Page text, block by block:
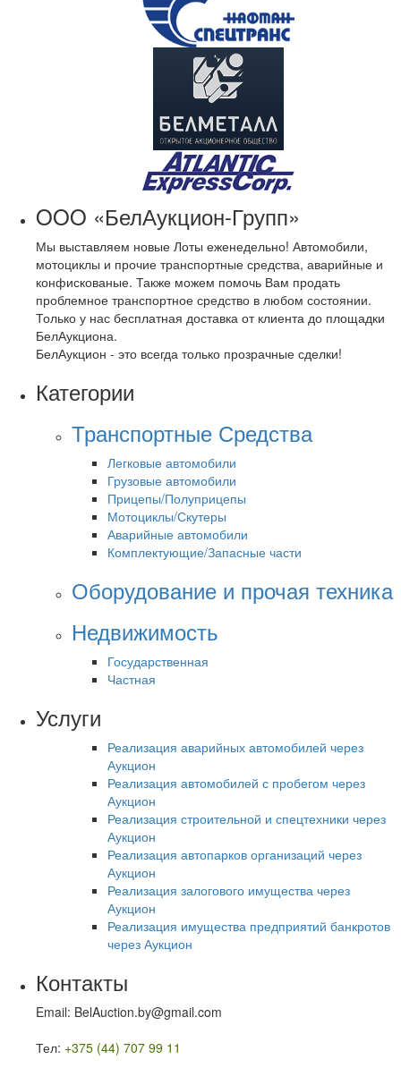
OOO «БелАукцион-Групп»
Мы выставляем новые Лоты еженедельно! Автомобили,
мотоциклы и прочие транспортные средства, аварийные и
конфискованые. Также можем помочь Вам продать
проблемное транспортное средство в любом состоянии.
Только у нас бесплатная доставка от клиента до площадки
БелАукциона.
БелАукцион - это всегда только прозрачные сделки!
Категории
Транспортные Средства
Легковые автомобили
Грузовые автомобили
Прицепы/Полуприцепы
Мотоциклы/Скутеры
Аварийные автомобили
Комплектующие/Запасные части
Оборудование и прочая техника
Недвижимость
Государственная
Частная
Услуги
Реализация аварийных автомобилей через
Аукцион
Реализация автомобилей с пробегом через
Аукцион
Реализация строительной и спецтехники через
Аукцион
Реализация автопарков организаций через
Аукцион
Реализация залогового имущества через
Аукцион
Реализация имущества предприятий банкротов
через Аукцион
Контакты
Email: BelAuction.by@gmail.com
Тел: +375 (44) 707 99 11